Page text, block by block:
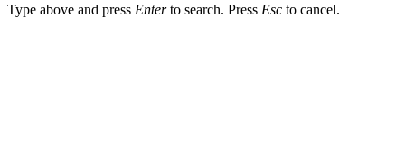
Type above and press Enterto search. Press Esc to cancel.